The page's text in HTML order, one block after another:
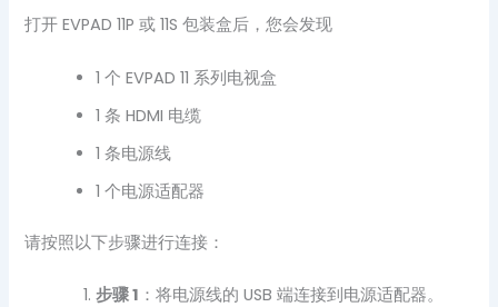
打开 EVPAD 11P 或 11S 包装盒后，您会发现
1 个 EVPAD 11 系列电视盒
1 条 HDMI 电缆
1 条电源线
1 个电源适配器
请按照以下步骤进行连接：
步骤 1 ：将电源线的 USB 端连接到电源适配器。